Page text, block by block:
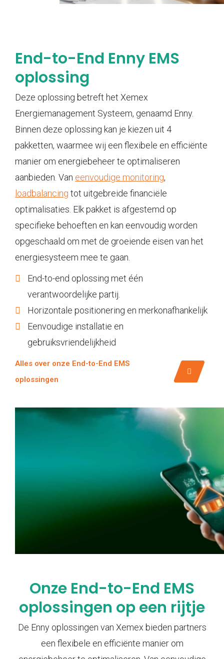
End-to-End Enny EMS
oplossing
Deze oplossing betreft het Xemex
Energiemanagement Systeem, genaamd Enny.
Binnen deze oplossing kan je kiezen uit 4
pakketten, waarmee wij een flexibele en efficiënte
manier om energiebeheer te optimaliseren
aanbieden. Van eenvoudige monitoring,
loadbalancing tot uitgebreide financiële
optimalisaties. Elk pakket is afgestemd op
specifieke behoeften en kan eenvoudig worden
opgeschaald om met de groeiende eisen van het
energiesysteem mee te gaan.
End-to-end oplossing met één
verantwoordelijke partij.
Horizontale positionering en merkonafhankelijk
Eenvoudige installatie en
gebruiksvriendelijkheid
Alles over onze End-to-End EMS
oplossingen
Onze End-to-End EMS
oplossingen op een rijtje
De Enny oplossingen van Xemex bieden partners
een flexibele en efficiënte manier om